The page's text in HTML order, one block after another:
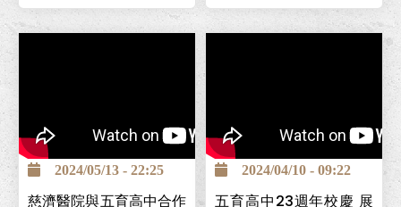
南投巿五育高中為全國第一
個創立的照顧服務科，為讓
學生能安心求學，並保障畢
2024/05/13 - 22:25
慈濟醫院與五育高中合作
2024/04/10 - 09:22
五育高中23週年校慶 展